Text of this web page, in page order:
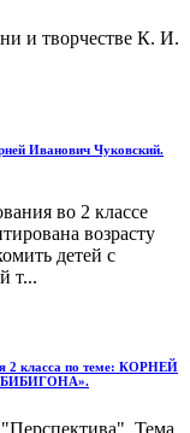
и творчестве К. И.
Иванович Чуковский.
во 2 классе
возрасту
детей с
т...
2 класса по теме: КОРНЕЙ
Тема